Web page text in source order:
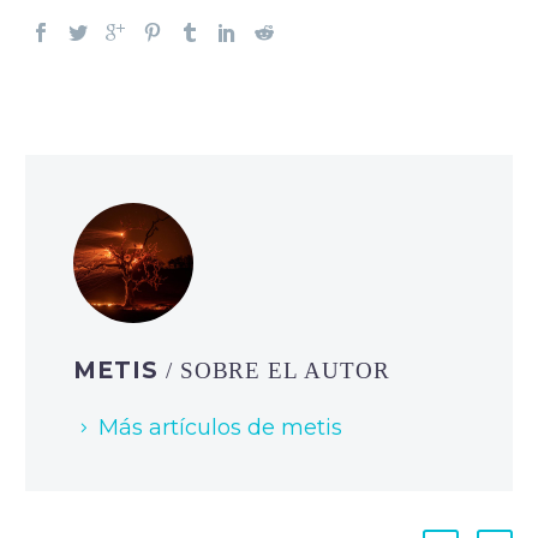
METIS / SOBRE EL AUTOR
Más artículos de metis